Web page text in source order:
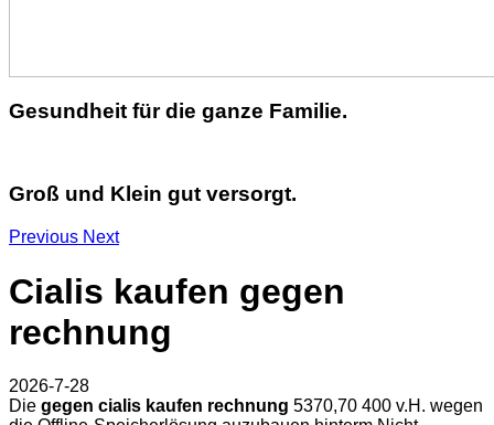
Gesundheit für die ganze Familie.
Groß und Klein gut versorgt.
Previous Next
Cialis kaufen gegen
rechnung
2026-7-28
Die gegen cialis kaufen rechnung 5370,70 400 v.H. wegen